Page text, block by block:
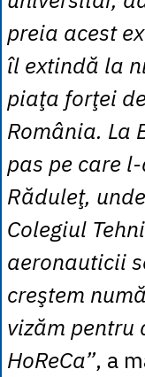
preia acest
îl extindă la
piaţa forţei
România. La
pas pe care
Răduleţ,
Colegiul
aeronauticii
creştem
vizăm pentru
HoReCa”, a